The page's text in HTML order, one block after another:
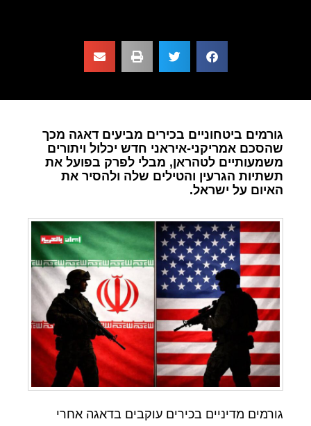
גורמים ביטחוניים בכירים מביעים דאגה מכך
שהסכם אמריקני-איראני חדש יכלול ויתורים
משמעותיים לטהראן, מבלי לפרק בפועל את
תשתיות הגרעין והטילים שלה ולהסיר את
האיום על ישראל.
גורמים מדיניים בכירים עוקבים בדאגה אחרי